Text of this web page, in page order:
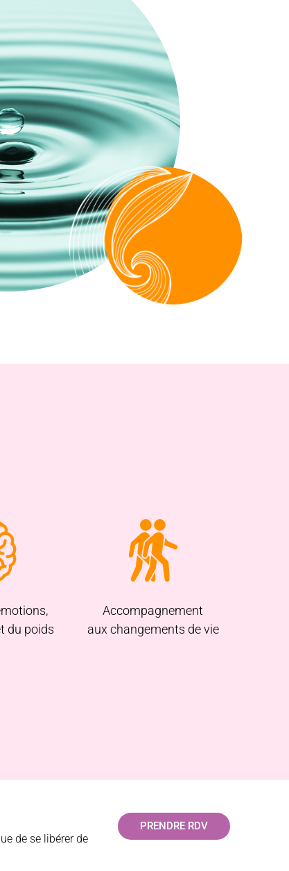
du poids
Accompagnement
aux changements de vie
de se libérer de
PRENDRE RDV